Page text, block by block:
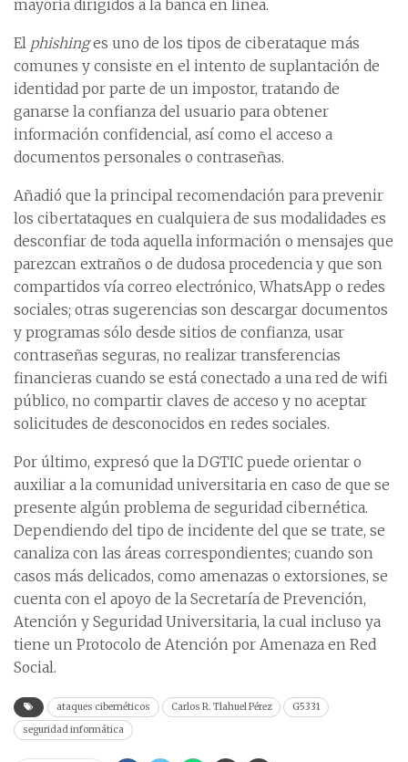
mayoría dirigidos a la banca en línea.
El phishinges uno de los tipos de ciberataque más
comunes y consiste en el intento de suplantación de
identidad por parte de un impostor, tratando de
ganarse la confianza del usuario para obtener
información confidencial, así como el acceso a
documentos personales o contraseñas.
Añadió que la principal recomendación para prevenir
los cibertataques en cualquiera de sus modalidades es
desconfiar de toda aquella información o mensajes que
parezcan extraños o de dudosa procedencia y que son
compartidos vía correo electrónico, WhatsApp o redes
sociales; otras sugerencias son descargar documentos
y programas sólo desde sitios de confianza, usar
contraseñas seguras, no realizar transferencias
financieras cuando se está conectado a una red de wifi
público, no compartir claves de acceso y no aceptar
solicitudes de desconocidos en redes sociales.
Por último, expresó que la DGTIC puede orientar o
auxiliar a la comunidad universitaria en caso de que se
presente algún problema de seguridad cibernética.
Dependiendo del tipo de incidente del que se trate, se
canaliza con las áreas correspondientes; cuando son
casos más delicados, como amenazas o extorsiones, se
cuenta con el apoyo de la Secretaría de Prevención,
Atención y Seguridad Universitaria, la cual incluso ya
tiene un Protocolo de Atención por Amenaza en Red
Social.
ataques cibernéticos Carlos R. Tlahuel Pérez
G5331
seguridad informática